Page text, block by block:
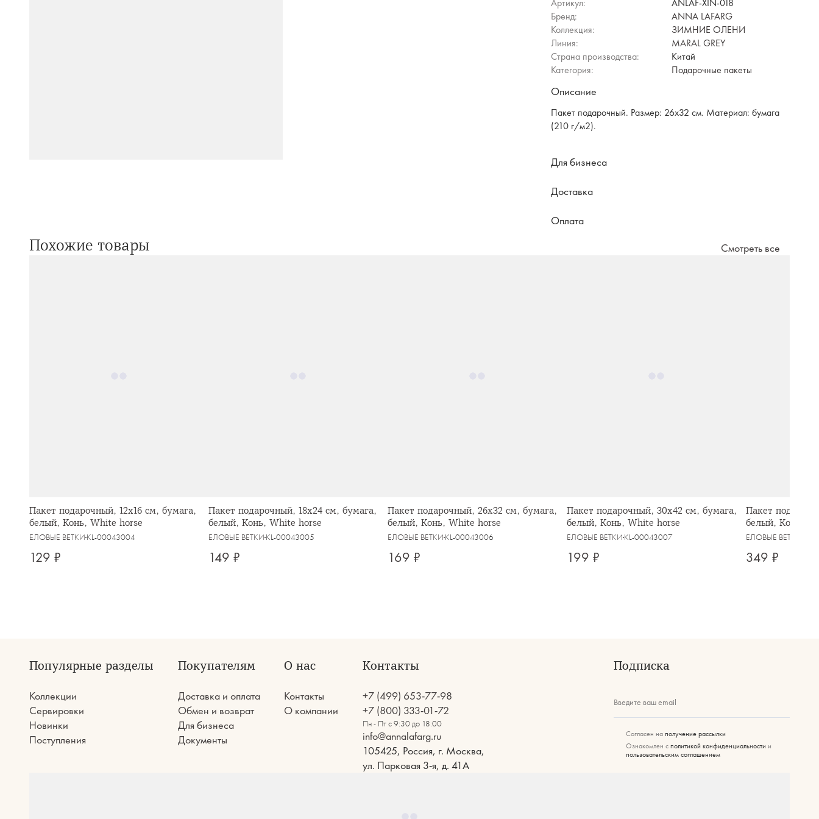
Артикул:
ANLAF-XIN-018
Бренд:
ANNA LAFARG
Коллекция:
ЗИМНИЕ ОЛЕНИ
Линия:
MARAL GREY
Страна производства:
Китай
Категория:
Подарочные пакеты
Описание
Пакет подарочный. Размер: 26х32 см. Материал: бумага
(210 г/м2).
Для бизнеса
Доставка
Оплата
Похожие товары Смотреть все
Пакет подарочный, 12х16 см, бумага,
белый, Конь, White horse
ЕЛОВЫЕ ВЕТКИ KL-00043004
129 ₽
Пакет подарочный, 18х24 см, бумага,
белый, Конь, White horse
ЕЛОВЫЕ ВЕТКИ KL-00043005
149 ₽
Пакет подарочный, 26х32 см, бумага,
белый, Конь, White horse
ЕЛОВЫЕ ВЕТКИ KL-00043006
169 ₽
Пакет подарочный, 30х42 см, бумага,
белый, Конь, White horse
ЕЛОВЫЕ ВЕТКИ KL-00043007
199 ₽
Пакет
белый, Конь,
ЕЛОВЫЕ ВЕТКИ
349 ₽
Популярные разделы
Коллекции
Сервировки
Новинки
Поступления
Покупателям
Доставка и оплата
Обмен и возврат
Для бизнеса
Документы
О нас
Контакты
О компании
Контакты
+7 (499) 653-77-98
+7 (800) 333-01-72
Пн - Пт с 9:30 до 18:00
info@annalafarg.ru
105425, Россия, г. Москва,
ул. Парковая 3-я, д. 41А
Подписка
Введите ваш email
Согласен на получение рассылки
Ознакомлен с политикой конфиденциальности и
пользовательским соглашением